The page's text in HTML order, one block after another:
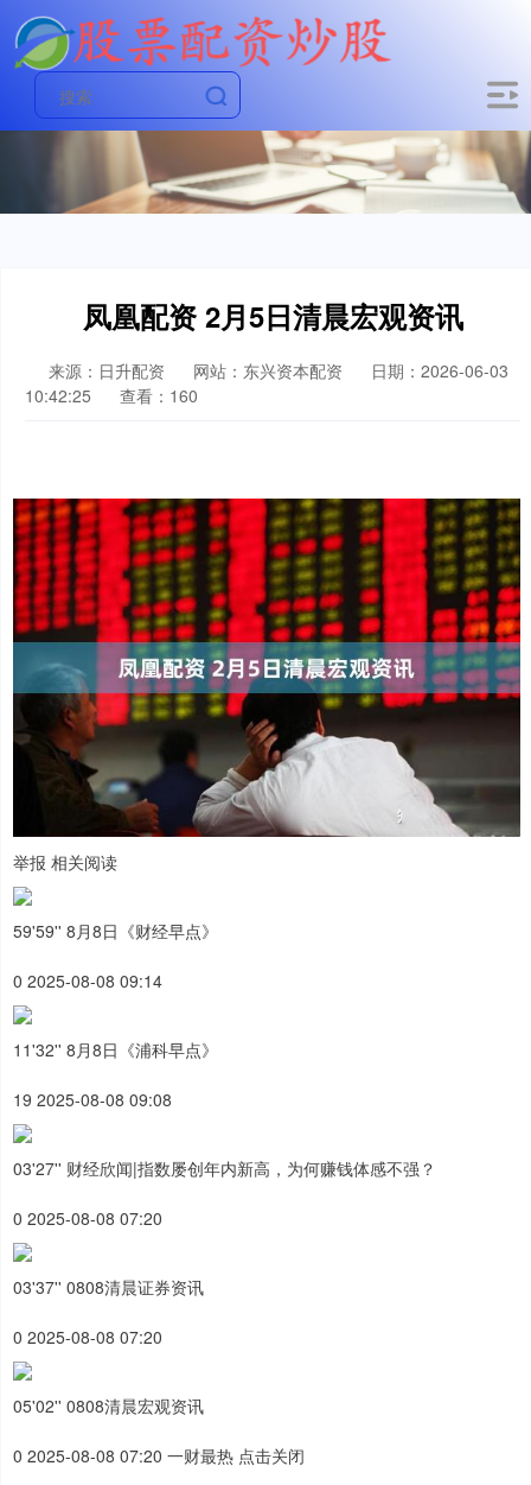
凤凰配资 2月5日清晨宏观资讯
来源：日升配资 网站：东兴资本配资
日期：2026-06-03
10:42:25
查看：160
举报 相关阅读
59'59'' 8月8日《财经早点》
0 2025-08-08 09:14
11'32'' 8月8日《浦科早点》
19 2025-08-08 09:08
03'27'' 财经欣闻|指数屡创年内新高，为何赚钱体感不强？
0 2025-08-08 07:20
03'37'' 0808清晨证券资讯
0 2025-08-08 07:20
05'02'' 0808清晨宏观资讯
0 2025-08-08 07:20 一财最热 点击关闭